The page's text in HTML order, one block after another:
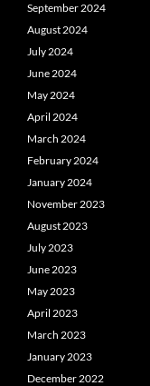
September 2024
August 2024
July 2024
June 2024
May 2024
April 2024
March 2024
February 2024
January 2024
November 2023
August 2023
July 2023
June 2023
May 2023
April 2023
March 2023
January 2023
December 2022